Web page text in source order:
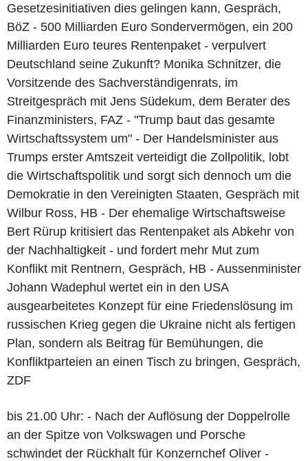
Gesetzesinitiativen dies gelingen kann, Gespräch,
BöZ - 500 Milliarden Euro Sondervermögen, ein 200
Milliarden Euro teures Rentenpaket - verpulvert
Deutschland seine Zukunft? Monika Schnitzer, die
Vorsitzende des Sachverständigenrats, im
Streitgespräch mit Jens Südekum, dem Berater des
Finanzministers, FAZ - "Trump baut das gesamte
Wirtschaftssystem um" - Der Handelsminister aus
Trumps erster Amtszeit verteidigt die Zollpolitik, lobt
die Wirtschaftspolitik und sorgt sich dennoch um die
Demokratie in den Vereinigten Staaten, Gespräch mit
Wilbur Ross, HB - Der ehemalige Wirtschaftsweise
Bert Rürup kritisiert das Rentenpaket als Abkehr von
der Nachhaltigkeit - und fordert mehr Mut zum
Konflikt mit Rentnern, Gespräch, HB - Aussenminister
Johann Wadephul wertet ein in den USA
ausgearbeitetes Konzept für eine Friedenslösung im
russischen Krieg gegen die Ukraine nicht als fertigen
Plan, sondern als Beitrag für Bemühungen, die
Konfliktparteien an einen Tisch zu bringen, Gespräch,
ZDF
bis 21.00 Uhr: - Nach der Auflösung der Doppelrolle
an der Spitze von Volkswagen und Porsche
schwindet der Rückhalt für Konzernchef Oliver ­